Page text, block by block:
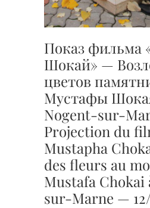
Показ фильма
Шокай» —
цветов
Мустафы
Nogent-sur-
Projection du
Mustapha
des fleurs au
Mustafa Chokai
sur-Marne — 12/